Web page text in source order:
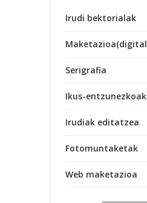
Irudi bektorialak
Serigrafia
Ikus-entzunezkoak
Irudiak editatzea
Fotomuntaketak
Web maketazioa